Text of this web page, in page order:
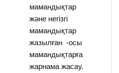
мамандықтар
және негізгі
мамандықтар
жазылған -осы
мамандықтарға
жарнама жасау.